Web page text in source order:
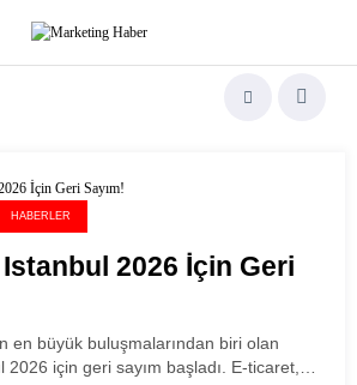
HABERLER
2026 İçin Geri
en büyük buluşmalarından biri olan
2026 için geri sayım başladı. E-ticaret,…